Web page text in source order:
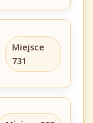
Miejsce
731